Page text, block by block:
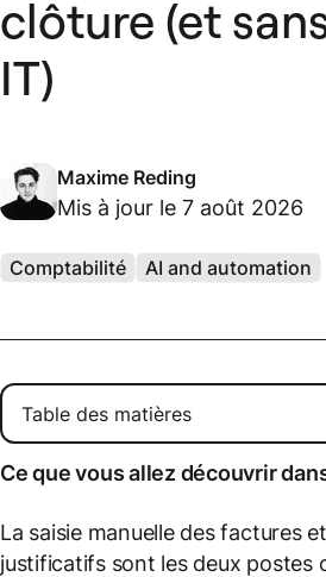
clôture (et
IT)
Maxime Reding
Mis à jour le 7 août 2026
Comptabilité AI and automation
Ce que vous allez découvrir
La saisie manuelle des factures
justificatifs sont les deux postes